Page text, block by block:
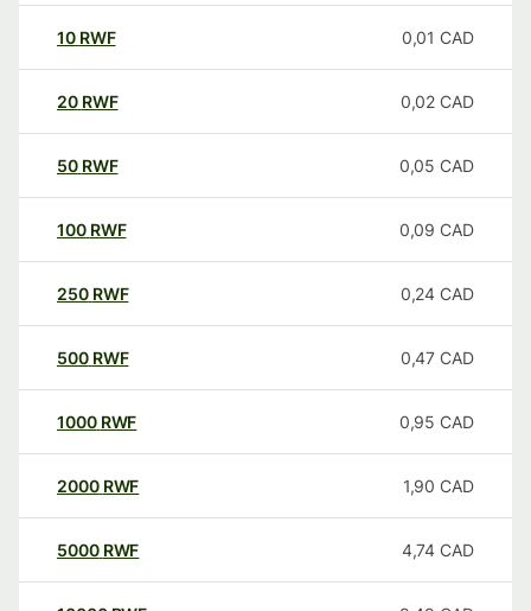
10 RWF 0,01 CAD
20 RWF 0,02 CAD
50 RWF 0,05 CAD
100 RWF 0,09 CAD
250 RWF 0,24 CAD
500 RWF 0,47 CAD
1000 RWF 0,95 CAD
2000 RWF 1,90 CAD
5000 RWF 4,74 CAD